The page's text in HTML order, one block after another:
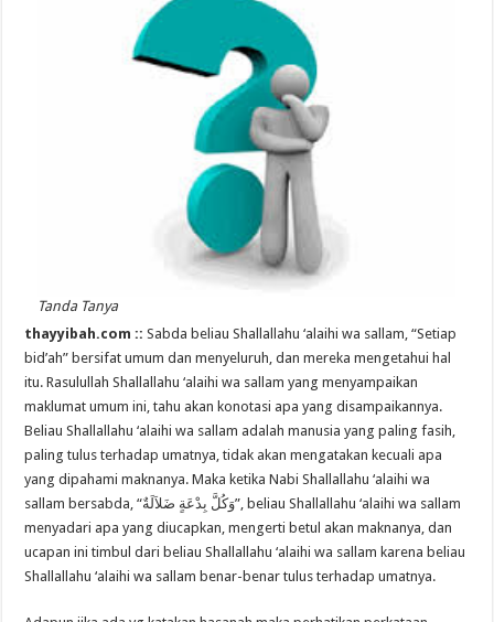
Tanda Tanya
thayyibah.com ::Sabda beliau Shallallahu ‘alaihi wa sallam, “Setiap
bid’ah” bersifat umum dan menyeluruh, dan mereka mengetahui hal
itu. Rasulullah Shallallahu ‘alaihi wa sallam yang menyampaikan
maklumat umum ini, tahu akan konotasi apa yang disampaikannya.
Beliau Shallallahu ‘alaihi wa sallam adalah manusia yang paling fasih,
paling tulus terhadap umatnya, tidak akan mengatakan kecuali apa
yang dipahami maknanya. Maka ketika Nabi Shallallahu ‘alaihi wa
sallam bersabda, “وَكُلَّ بِدْعَةٍ ضَلاَلَةٌ”, beliau Shallallahu ‘alaihi wa sallam
menyadari apa yang diucapkan, mengerti betul akan maknanya, dan
ucapan ini timbul dari beliau Shallallahu ‘alaihi wa sallam karena beliau
Shallallahu ‘alaihi wa sallam benar-benar tulus terhadap umatnya.